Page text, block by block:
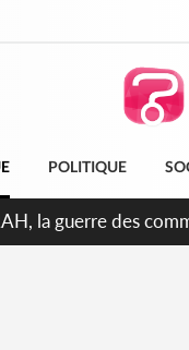
POLITIQUE
2026,